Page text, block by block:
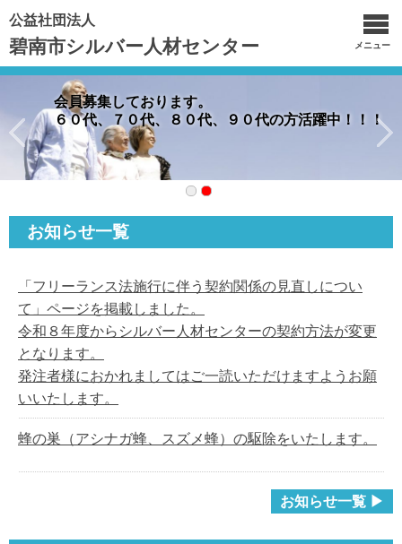
公益社団法人
碧南市シルバー人材センター メニュー
会員募集しております。
６０代、７０代、８０代、９０代の方活躍中！！！
お知らせ一覧
「フリーランス法施行に伴う契約関係の見直しについ
て」ページを掲載しました。
令和８年度からシルバー人材センターの契約方法が変更
となります。
発注者様におかれましてはご一読いただけますようお願
いいたします。
蜂の巣（アシナガ蜂、スズメ蜂）の駆除をいたします。
お知らせ一覧 ▶